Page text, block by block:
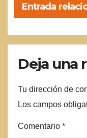
Entrada
Deja una
Tu dirección de
Los campos
Comentario *